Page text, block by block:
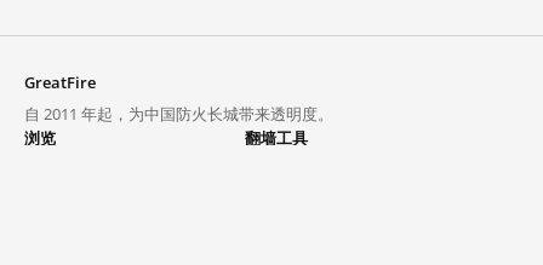
GreatFire
自 2011 年起，为中国防火长城带来透明度。
浏览
翻墙工具